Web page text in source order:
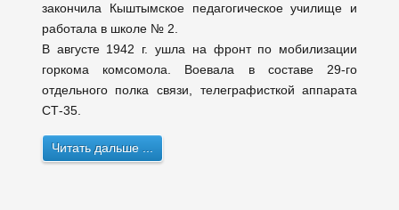
закончила Кыштымское педагогическое училище и
работала в школе № 2.
В августе 1942 г. ушла на фронт по мобилизации
горкома комсомола. Воевала в составе 29-го
отдельного полка связи, телеграфисткой аппарата
СТ-35.
Читать дальше ...